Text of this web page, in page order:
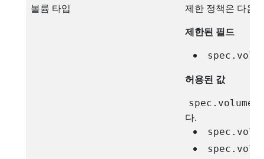
볼륨 타입
제한 정책은 다음
제한된 필드
허용된 값
다.